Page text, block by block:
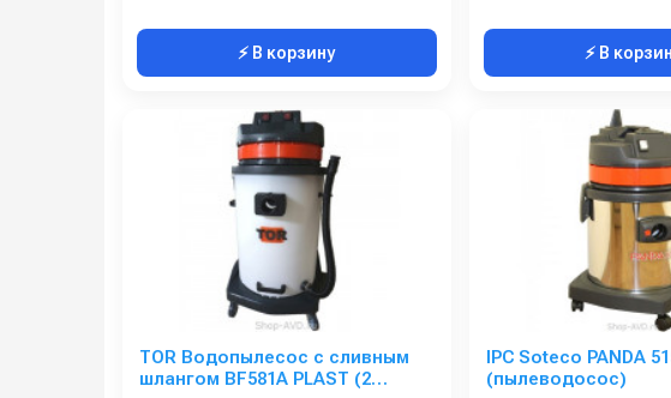
⚡ В корзину ⚡ В
TOR Водопылесос с сливным
шлангом BF581A PLAST (2
IPC Soteco PANDA
(пылеводосос)